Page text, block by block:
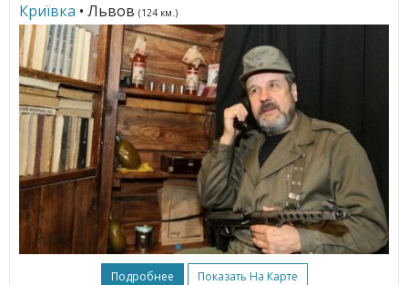
Криївка • Львов (124 км.)
Подробнее Показать На Карте